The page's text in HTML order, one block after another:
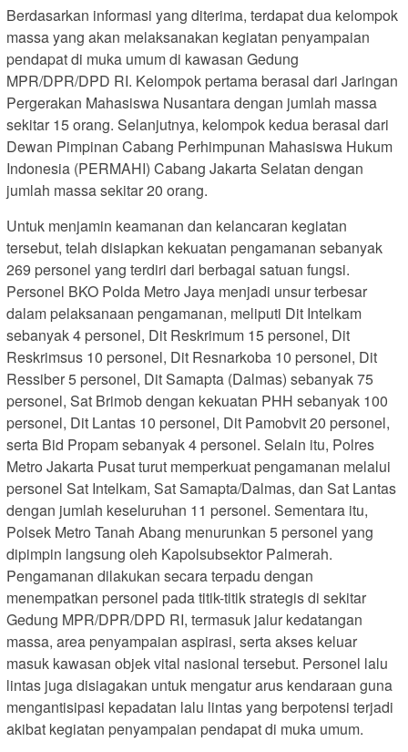
Berdasarkan informasi yang diterima, terdapat dua kelompok
massa yang akan melaksanakan kegiatan penyampaian
pendapat di muka umum di kawasan Gedung
MPR/DPR/DPD RI. Kelompok pertama berasal dari Jaringan
Pergerakan Mahasiswa Nusantara dengan jumlah massa
sekitar 15 orang. Selanjutnya, kelompok kedua berasal dari
Dewan Pimpinan Cabang Perhimpunan Mahasiswa Hukum
Indonesia (PERMAHI) Cabang Jakarta Selatan dengan
jumlah massa sekitar 20 orang.
Untuk menjamin keamanan dan kelancaran kegiatan
tersebut, telah disiapkan kekuatan pengamanan sebanyak
269 personel yang terdiri dari berbagai satuan fungsi.
Personel BKO Polda Metro Jaya menjadi unsur terbesar
dalam pelaksanaan pengamanan, meliputi Dit Intelkam
sebanyak 4 personel, Dit Reskrimum 15 personel, Dit
Reskrimsus 10 personel, Dit Resnarkoba 10 personel, Dit
Ressiber 5 personel, Dit Samapta (Dalmas) sebanyak 75
personel, Sat Brimob dengan kekuatan PHH sebanyak 100
personel, Dit Lantas 10 personel, Dit Pamobvit 20 personel,
serta Bid Propam sebanyak 4 personel. Selain itu, Polres
Metro Jakarta Pusat turut memperkuat pengamanan melalui
personel Sat Intelkam, Sat Samapta/Dalmas, dan Sat Lantas
dengan jumlah keseluruhan 11 personel. Sementara itu,
Polsek Metro Tanah Abang menurunkan 5 personel yang
dipimpin langsung oleh Kapolsubsektor Palmerah.
Pengamanan dilakukan secara terpadu dengan
menempatkan personel pada titik-titik strategis di sekitar
Gedung MPR/DPR/DPD RI, termasuk jalur kedatangan
massa, area penyampaian aspirasi, serta akses keluar
masuk kawasan objek vital nasional tersebut. Personel lalu
lintas juga disiagakan untuk mengatur arus kendaraan guna
mengantisipasi kepadatan lalu lintas yang berpotensi terjadi
akibat kegiatan penyampaian pendapat di muka umum.